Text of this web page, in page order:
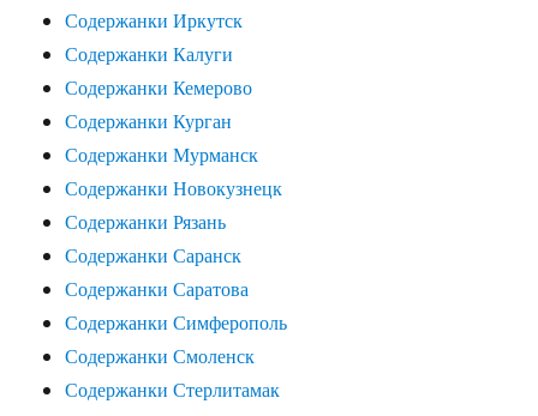
Содержанки Иркутск
Содержанки Калуги
Содержанки Кемерово
Содержанки Курган
Содержанки Мурманск
Содержанки Новокузнецк
Содержанки Рязань
Содержанки Саранск
Содержанки Саратова
Содержанки Симферополь
Содержанки Смоленск
Содержанки Стерлитамак